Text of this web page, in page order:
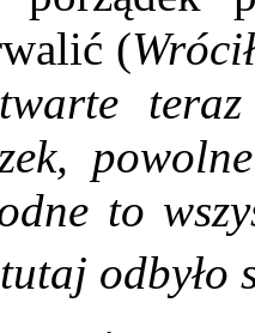
(
teraz
to
odbyło